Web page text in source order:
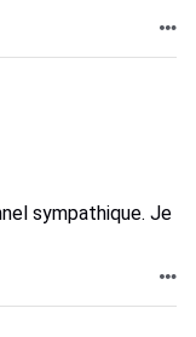
sympathique. Je